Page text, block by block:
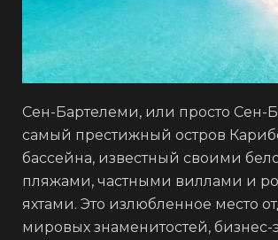
Сен-Бартелеми, или просто Сен-
самый престижный остров
бассейна, известный своими
пляжами, частными виллами и
яхтами. Это излюбленное место
мировых знаменитостей, бизнес-